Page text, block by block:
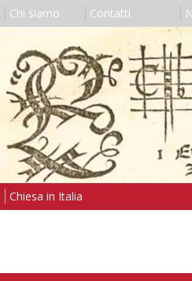
Chi siamo Contatti
Chiesa in Italia